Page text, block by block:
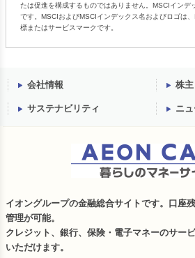
たは促進を構成するものではありません。MSCIインデ
です。MSCIおよびMSCIインデックス名およびロゴは
標またはサービスマークです。
会社情報 株
サステナビリティ ニ
イオングループの金融総合サイトです。口座
管理が可能。
クレジット、銀行、保険・電子マネーのサー
いただけます。